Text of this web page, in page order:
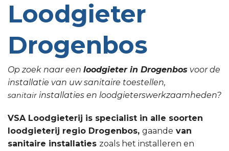
Loodgieter
Drogenbos
Op zoek naar een loodgieter in Drogenbos voor de
installatie van uw sanitaire toestellen,
sanitair installaties en loodgieterswerkzaamheden?
VSA Loodgieterij is specialist in alle soorten
loodgieterij regio Drogenbos, gaande van
sanitaire installaties zoals het installeren en